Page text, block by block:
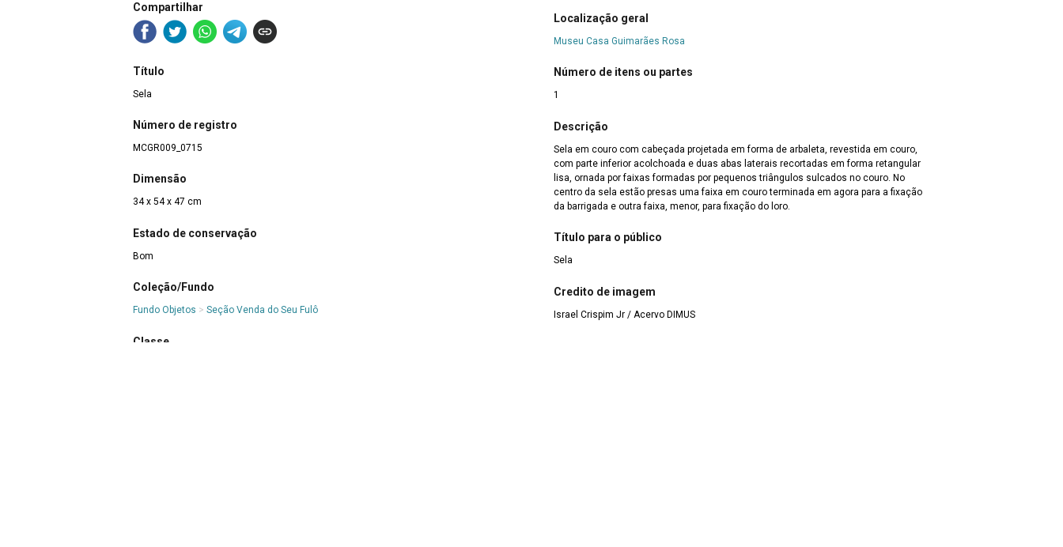
Compartilhar
Título
Sela
Número de registro
MCGR009_0715
Dimensão
34 x 54 x 47 cm
Estado de conservação
Bom
Coleção/Fundo
Fundo Objetos > Seção Venda do Seu Fulô
Classe
Localização geral
Museu Casa Guimarães Rosa
Número de itens ou partes
1
Descrição
Sela em couro com cabeçada projetada em forma de arbaleta, revestida em couro,
com parte inferior acolchoada e duas abas laterais recortadas em forma retangular
lisa, ornada por faixas formadas por pequenos triângulos sulcados no couro. No
centro da sela estão presas uma faixa em couro terminada em agora para a fixação
da barrigada e outra faixa, menor, para fixação do loro.
Título para o público
Sela
Credito de imagem
Israel Crispim Jr / Acervo DIMUS